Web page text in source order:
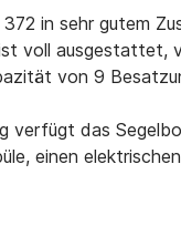
in sehr gutem
voll ausgestattet,
von 9
verfügt das
einen
sich eine